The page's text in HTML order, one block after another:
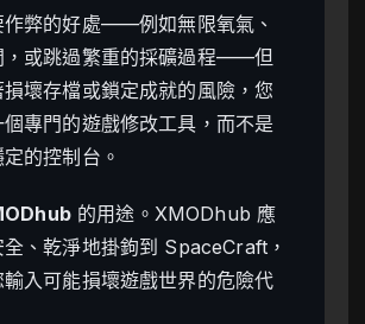
作弊的好處——例如無限氧氣、
，或跳過繁重的採礦過程——但
壞存檔或鎖定成就的風險，您
專門的遊戲修改工具，而不是
的控制台。
的用途。XMODhub 應
、乾淨地掛鉤到 SpaceCraft，
入可能損壞遊戲世界的危險代